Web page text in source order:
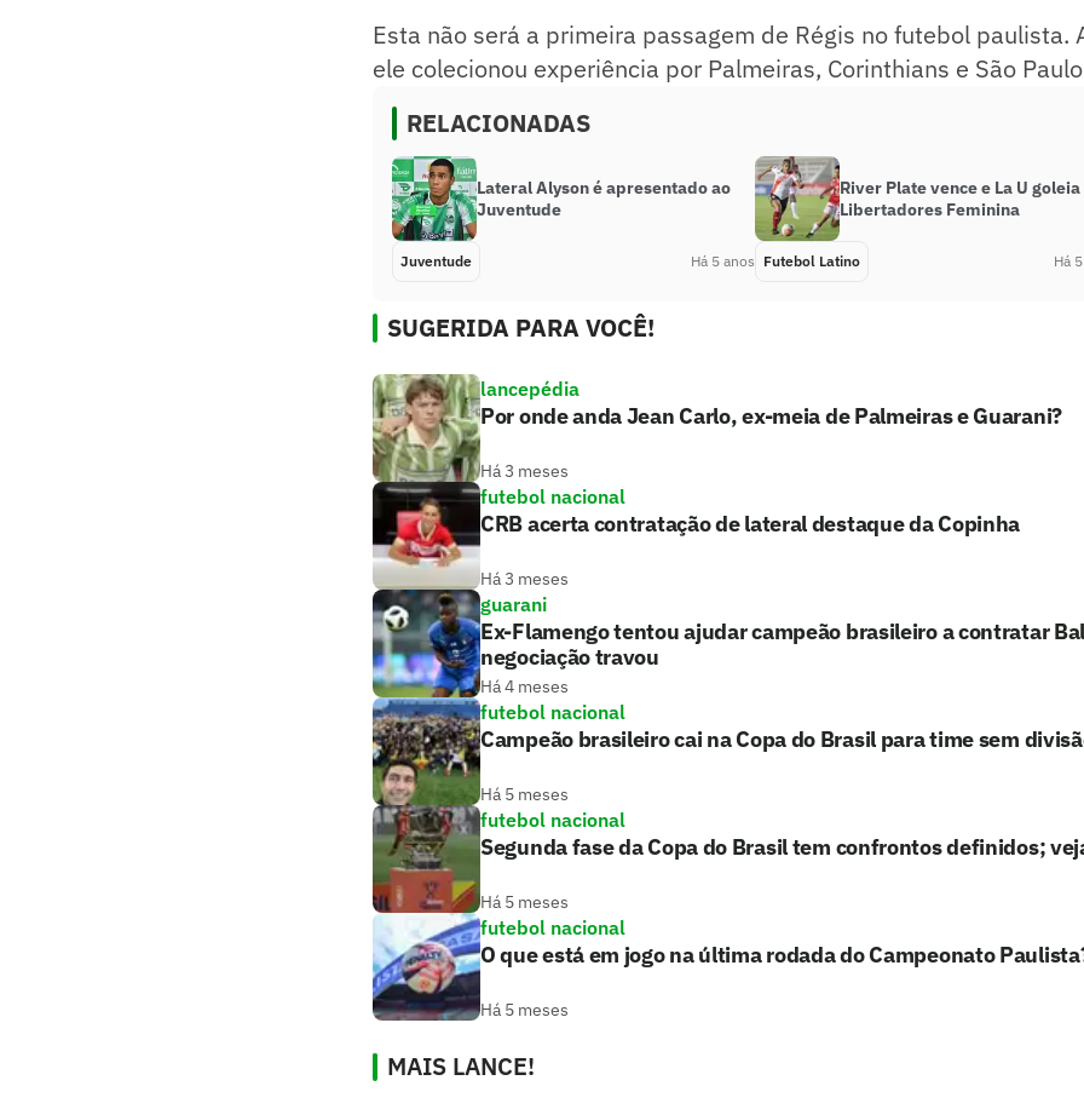
Esta não será a primeira passagem de Régis no futebol paulista.
ele colecionou experiência por Palmeiras, Corinthians e São
RELACIONADAS
Lateral Alyson é apresentado ao
Juventude
Juventude Há 5 anos
River Plate vence e La U goleia
Libertadores Feminina
Futebol Latino Há
SUGERIDA PARA VOCÊ!
lancepédia
Por onde anda Jean Carlo, ex-meia de Palmeiras e Guarani?
Há 3 meses
futebol nacional
CRB acerta contratação de lateral destaque da Copinha
Há 3 meses
guarani
Ex-Flamengo tentou ajudar campeão brasileiro a contratar
negociação travou
Há 4 meses
futebol nacional
Campeão brasileiro cai na Copa do Brasil para time sem
Há 5 meses
futebol nacional
Segunda fase da Copa do Brasil tem confrontos definidos;
Há 5 meses
futebol nacional
O que está em jogo na última rodada do Campeonato
Há 5 meses
MAIS LANCE!